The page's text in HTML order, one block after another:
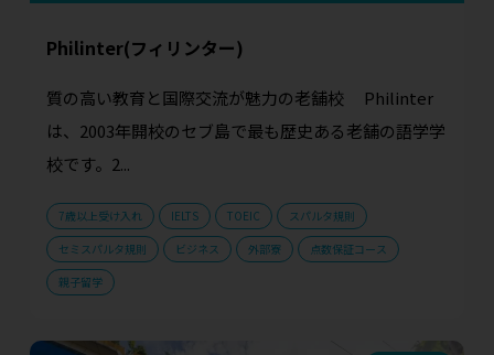
Philinter(フィリンター)
質の高い教育と国際交流が魅力の老舗校 Philinter
は、2003年開校のセブ島で最も歴史ある老舗の語学学
校です。2...
7歳以上受け入れ IELTS TOEIC
スパルタ規則
セミスパルタ規則
ビジネス 外部寮
点数保証コース
親子留学